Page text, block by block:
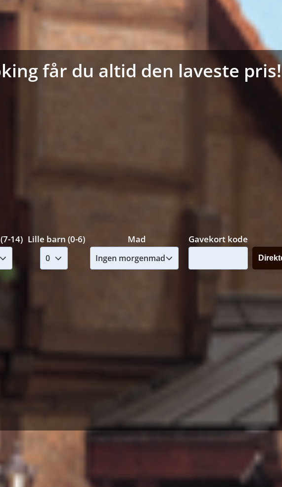
får du altid den laveste pris!
14) Lille barn (0-6) Mad Gavekort kode